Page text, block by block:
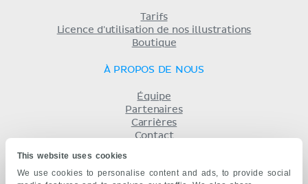
This website uses cookies
We use cookies to personalise content and ads, to provide social
Tarifs
Licence d'utilisation de nos illustrations
Boutique
À PROPOS DE NOUS
Équipe
Partenaires
Carrières
Contact
Politique de confidentialité